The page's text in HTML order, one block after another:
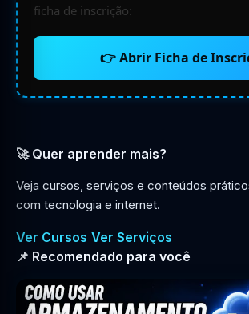
ficha de inscrição:
👉 Abrir Ficha de
🚀 Quer aprender mais?
Veja cursos, serviços e conteúdos
com tecnologia e internet.
Ver Cursos Ver Serviços
📌 Recomendado para você